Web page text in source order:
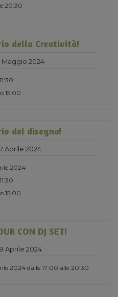
20:30
della Creatività!
2024
15:00
del disegno!
Aprile 2024
2024
15:00
CON DJ SET!
Aprile 2024
2024 dalle 17:00 alle 20:30